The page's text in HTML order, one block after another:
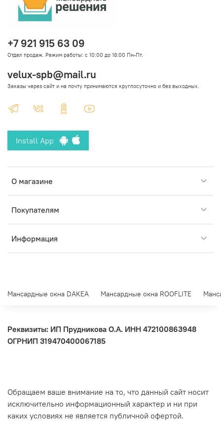
О магазине
Покупателям
Информация
Install App
+7 921 915 63 09
Отдел продаж. Режим работы: с 10:00 до 18:00 Пн-Пт.
velux-spb@mail.ru
Заказы через сайт и на почту принимаются круглосуточно и без выходных.
Мансардные окна DAKEA Мансардные окна ROOFLITE
Реквизиты: ИП Прудникова О.А. ИНН 472100863948
ОГРНИП 319470400067185
Обращаем ваше внимание на то, что данный сайт носит
исключительно информационный характер и ни при
каких условиях не является публичной офертой.